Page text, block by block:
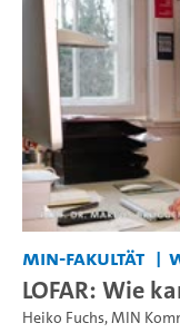
MIN-Fakultät
LOFAR: Wie
Heiko Fuchs,MIN